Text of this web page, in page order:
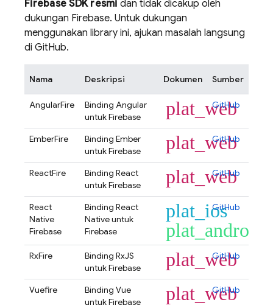
Firebase SDK resmi dan tidak dicakup oleh
dukungan Firebase. Untuk dukungan
menggunakan library ini, ajukan masalah langsung
di GitHub.
Nama Deskripsi Dokumen Sumber
AngularFire
Binding Angular
untuk Firebase
plat_web
GitHub
EmberFire
Binding Ember
untuk Firebase
plat_web
GitHub
ReactFire
Binding React
untuk Firebase
plat_web
GitHub
React
Native
Firebase
Binding React
Native untuk
Firebase
plat_ios
plat_android
GitHub
RxFire
Binding RxJS
untuk Firebase
plat_web
GitHub
Vuefire
Binding Vue
untuk Firebase
plat_web
GitHub